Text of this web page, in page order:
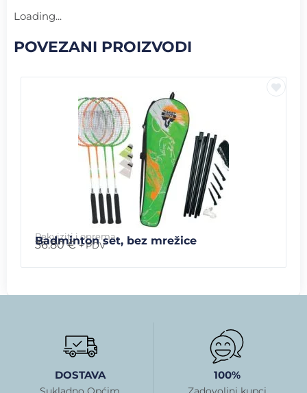
Loading...
POVEZANI PROIZVODI
Rekviziti i oprema
Badminton set, bez mrežice
36.80€ + PDV
DOSTAVA 100%